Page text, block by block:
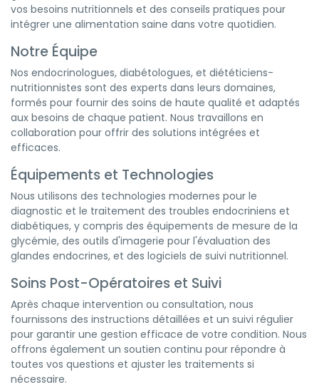
vos besoins nutritionnels et des conseils pratiques pour
intégrer une alimentation saine dans votre quotidien.
Notre Équipe
Nos endocrinologues, diabétologues, et diététiciens-
nutritionnistes sont des experts dans leurs domaines,
formés pour fournir des soins de haute qualité et adaptés
aux besoins de chaque patient. Nous travaillons en
collaboration pour offrir des solutions intégrées et
efficaces.
Équipements et Technologies
Nous utilisons des technologies modernes pour le
diagnostic et le traitement des troubles endocriniens et
diabétiques, y compris des équipements de mesure de la
glycémie, des outils d'imagerie pour l'évaluation des
glandes endocrines, et des logiciels de suivi nutritionnel.
Soins Post-Opératoires et Suivi
Après chaque intervention ou consultation, nous
fournissons des instructions détaillées et un suivi régulier
pour garantir une gestion efficace de votre condition. Nous
offrons également un soutien continu pour répondre à
toutes vos questions et ajuster les traitements si
nécessaire.